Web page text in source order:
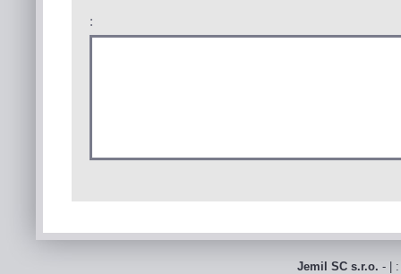
:
Jemil SC s.r.o. - |